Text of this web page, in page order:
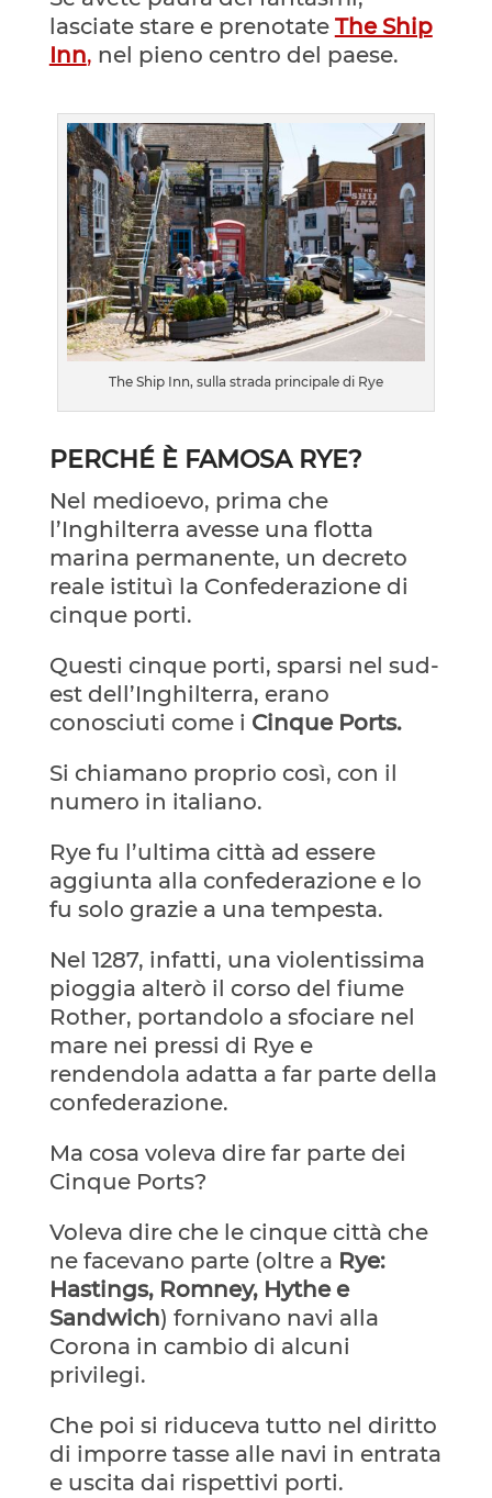
lasciate stare e prenotate The Ship
Inn, nel pieno centro del paese.
The Ship Inn, sulla strada principale di Rye
PERCHÉ È FAMOSA RYE?
Nel medioevo, prima che
l’Inghilterra avesse una flotta
marina permanente, un decreto
reale istituì la Confederazione di
cinque porti.
Questi cinque porti, sparsi nel sud-
est dell’Inghilterra, erano
conosciuti come i Cinque Ports.
Si chiamano proprio così, con il
numero in italiano.
Rye fu l’ultima città ad essere
aggiunta alla confederazione e lo
fu solo grazie a una tempesta.
Nel 1287, infatti, una violentissima
pioggia alterò il corso del fiume
Rother, portandolo a sfociare nel
mare nei pressi di Rye e
rendendola adatta a far parte della
confederazione.
Ma cosa voleva dire far parte dei
Cinque Ports?
Voleva dire che le cinque città che
ne facevano parte (oltre a Rye:
Hastings, Romney, Hythe e
Sandwich) fornivano navi alla
Corona in cambio di alcuni
privilegi.
Che poi si riduceva tutto nel diritto
di imporre tasse alle navi in entrata
e uscita dai rispettivi porti.